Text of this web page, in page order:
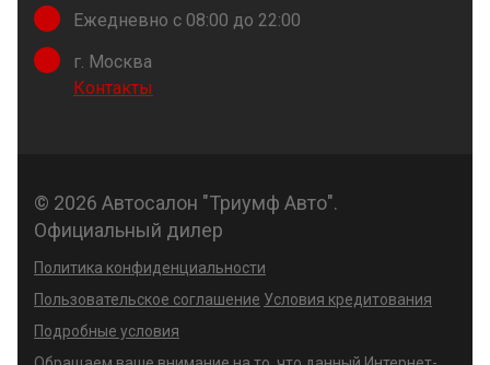
Ежедневно с 08:00 до 22:00
г. Москва
Контакты
© 2026 Автосалон "Триумф Авто".
Официальный дилер
Политика конфиденциальности
Пользовательское соглашение Условия кредитования
Подробные условия